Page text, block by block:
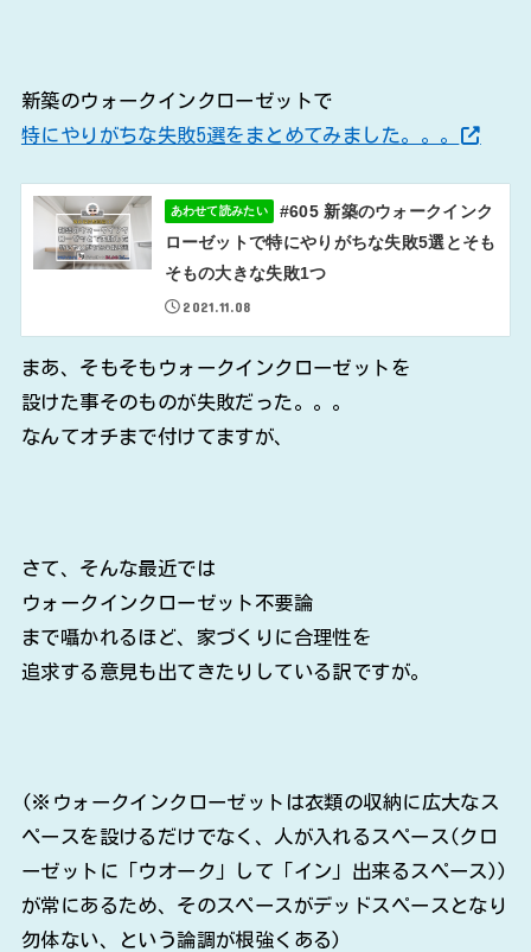
新築のウォークインクローゼットで
特にやりがちな失敗5選をまとめてみました。。。
あわせて読みたい
#605 新築のウォークインク
ローゼットで特にやりがちな失敗5選とそも
そもの大きな失敗1つ
2021.11.08
まあ、そもそもウォークインクローゼットを
設けた事そのものが失敗だった。。。
なんてオチまで付けてますが、
さて、そんな最近では
ウォークインクローゼット不要論
まで囁かれるほど、家づくりに合理性を
追求する意見も出てきたりしている訳ですが。
(※ウォークインクローゼットは衣類の収納に広大なス
ペースを設けるだけでなく、人が入れるスペース(クロ
ーゼットに「ウオーク」して「イン」出来るスペース))
が常にあるため、そのスペースがデッドスペースとなり
勿体ない、という論調が根強くある)